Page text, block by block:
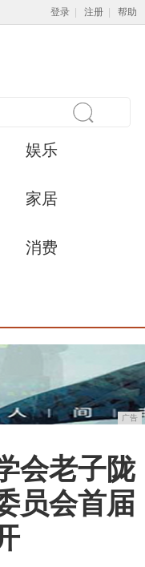
登录 注册 帮助
娱乐
家居
消费
广告
会老子陇
员会首届